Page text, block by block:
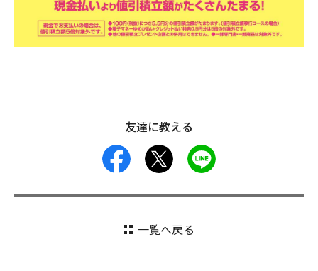
友達に教える
facebook
一覧へ戻る